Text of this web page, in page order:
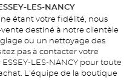
LES-NANCY
étant votre fidélité, nous
destiné à notre clientèle
ou un nettoyage des
pas à contacter votre
LES-NANCY pour toute
L'équipe de la boutique